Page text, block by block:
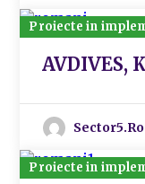
Proiecte in
AVDIVES,
Sector5.ro
Proiecte in